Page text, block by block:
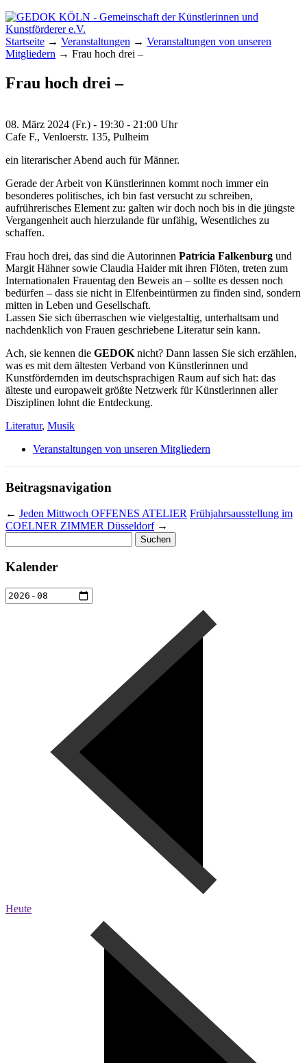
GEDOK KÖLN
Gemeinschaft der Künstlerinnen und
Kunstförderer e.V.
Startseite → Veranstaltungen → Veranstaltungen von unseren
Mitgliedern → Frau hoch drei –
Frau hoch drei –
08. März 2024 (Fr.) - 19:30 - 21:00 Uhr
Cafe F., Venloerstr. 135, Pulheim
ein literarischer Abend auch für Männer.
Gerade der Arbeit von Künstlerinnen kommt noch immer ein
besonderes politisches, ich bin fast versucht zu schreiben,
aufrührerisches Element zu: galten wir doch noch bis in die jüngste
Vergangenheit auch hierzulande für unfähig, Wesentliches zu
schaffen.
Frau hoch drei, das sind die Autorinnen Patricia Falkenburg und
Margit Hähner sowie Claudia Haider mit ihren Flöten, treten zum
Internationalen Frauentag den Beweis an – sollte es dessen noch
bedürfen – dass sie nicht in Elfenbeintürmen zu finden sind, sondern
mitten in Leben und Gesellschaft.
Lassen Sie sich überraschen wie vielgestaltig, unterhaltsam und
nachdenklich von Frauen geschriebene Literatur sein kann.
Ach, sie kennen die GEDOK nicht? Dann lassen Sie sich erzählen,
was es mit dem ältesten Verband von Künstlerinnen und
Kunstfördernden im deutschsprachigen Raum auf sich hat: das
älteste und europaweit größte Netzwerk für Künstlerinnen aller
Disziplinen lohnt die Entdeckung.
Literatur, Musik
Veranstaltungen von unseren Mitgliedern
Beitragsnavigation
← Jeden Mittwoch OFFENES ATELIER Frühjahrsausstellung im
COELNER ZIMMER Düsseldorf→
nach:
Kalender
Heute